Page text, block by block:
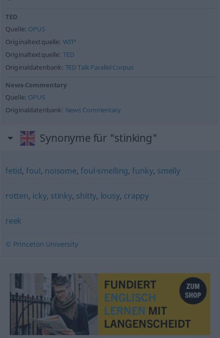
TED
Quelle: OPUS
Originaltextquelle: WIT³
Originaltextquelle: TED
Originaldatenbank: TED Talk Parallel Corpus
News-Commentary
Quelle: OPUS
Originaldatenbank: News Commentary
Synonyme für "stinking"
fetid,foul, noisome,foul-smelling,funky, smelly
rotten, icky, stinky, shitty, lousy, crappy
reek
© Princeton University